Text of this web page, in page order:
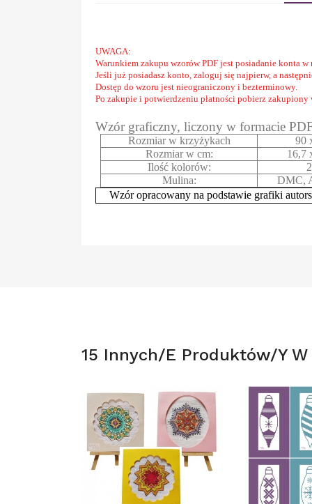
UWAGA:
Warunkiem zakupu wzorów PDF jest posiadanie konta w
Jeśli już posiadasz konto, zaloguj się najpierw, a
Dostęp do wzoru jest nieograniczony i bezterminowy.
Po zakupie i potwierdzeniu płatności pobierz zakupiony
Wzór graficzny, liczony w formacie
Rozmiar w krzyżykach
90
Rozmiar w cm:
16,7
Ilość kolorów:
Mulina:
DMC,
Wzór opracowany na podstawie grafiki
15 Innych/e Produktów/y W